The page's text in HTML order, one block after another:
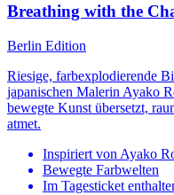
Breathing with the
Berlin Edition
Riesige, farbexplodierende
japanischen Malerin Ayako
bewegte Kunst übersetzt,
atmet.
Inspiriert von Ayako
Bewegte Farbwelten
Im Tagesticket